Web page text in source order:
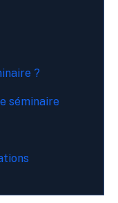
?
séminaire